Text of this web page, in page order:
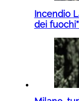
Incendio
dei